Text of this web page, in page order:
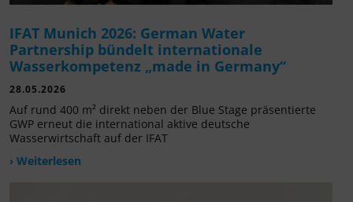
IFAT Munich 2026: German Water
Partnership bündelt internationale
Wasserkompetenz „made in Germany“
28.05.2026
Auf rund 400 m² direkt neben der Blue Stage präsentierte
GWP erneut die international aktive deutsche
Wasserwirtschaft auf der IFAT
› Weiterlesen